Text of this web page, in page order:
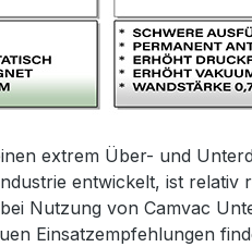
extrem Über- und
entwickelt, ist
Nutzung von Camvac
Einsatzempfehlungen